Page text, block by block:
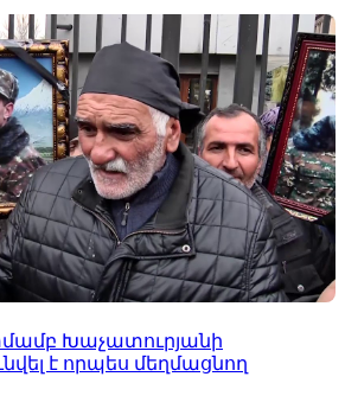
Խաչատուրյանի
է որպես մեղմացնող